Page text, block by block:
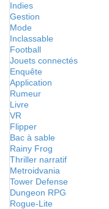
Indies
Gestion
Mode
Inclassable
Football
Jouets connectés
Enquête
Application
Rumeur
Livre
VR
Flipper
Bac à sable
Rainy Frog
Thriller narratif
Metroidvania
Tower Defense
Dungeon RPG
Rogue-Lite